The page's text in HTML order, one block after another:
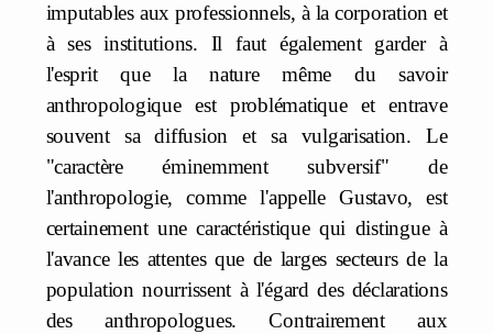
imputables aux professionnels, à la corporation et
à ses institutions. Il faut également garder à
l'esprit que la nature même du savoir
anthropologique est problématique et entrave
souvent sa diffusion et sa vulgarisation. Le
"caractère éminemment subversif" de
l'anthropologie, comme l'appelle Gustavo, est
certainement une caractéristique qui distingue à
l'avance les attentes que de larges secteurs de la
population nourrissent à l'égard des déclarations
des anthropologues. Contrairement aux